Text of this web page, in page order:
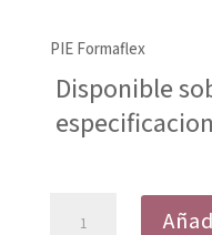
PIE Formaflex
Disponible